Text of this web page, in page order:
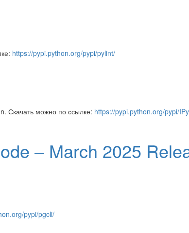
https://pypi.python.org/pypi/pylint/
Скачать можно по ссылке: https://pypi.python.org/pypi/
– March 2025
pypi/pgcli/